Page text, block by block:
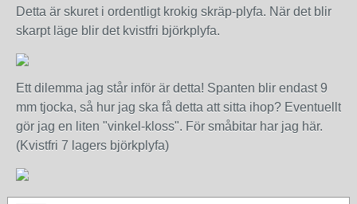
Detta är skuret i ordentligt krokig skräp-plyfa. När det blir
skarpt läge blir det kvistfri björkplyfa.
Ett dilemma jag står inför är detta! Spanten blir endast 9
mm tjocka, så hur jag ska få detta att sitta ihop? Eventuellt
gör jag en liten "vinkel-kloss". För småbitar har jag här.
(Kvistfri 7 lagers björkplyfa)